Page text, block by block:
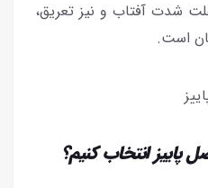
شدت آفتاب و نیز تعریق،
است.
پاییز انتخاب کنیم؟